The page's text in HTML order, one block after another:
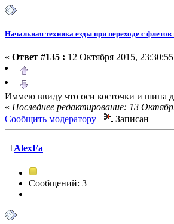
Начальная техника езды при переходе с
« Ответ #135 : 12 Октября 2015,
Иммею ввиду что оси косточки и шипа
« Последнее редактирование: 13
Сообщить модератору
Записан
AlexFa
Сообщений: 3